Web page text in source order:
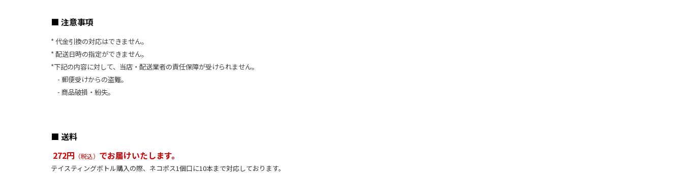
■ 注意事項
* 代金引換の対応はできません。
* 配送日時の指定ができません。
*下記の内容に対して、当店・配送業者の責任保障が受けられません。
- 郵便受けからの盗難。
- 商品破損・紛失。
■ 送料
272円 （税込） でお届けいたします。
テイスティングボトル購入の際、ネコポス1個口に10本まで対応しております。